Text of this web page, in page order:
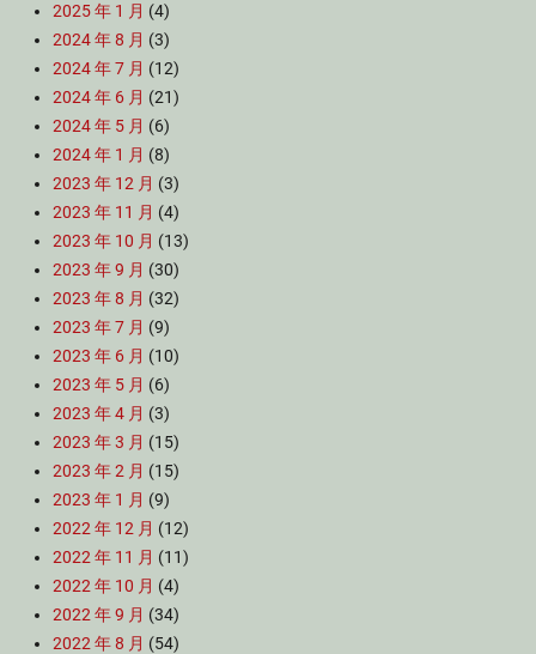
2025 年 1 月 (4)
2024 年 8 月 (3)
2024 年 7 月 (12)
2024 年 6 月 (21)
2024 年 5 月 (6)
2024 年 1 月 (8)
2023 年 12 月 (3)
2023 年 11 月 (4)
2023 年 10 月 (13)
2023 年 9 月 (30)
2023 年 8 月 (32)
2023 年 7 月 (9)
2023 年 6 月 (10)
2023 年 5 月 (6)
2023 年 4 月 (3)
2023 年 3 月 (15)
2023 年 2 月 (15)
2023 年 1 月 (9)
2022 年 12 月 (12)
2022 年 11 月 (11)
2022 年 10 月 (4)
2022 年 9 月 (34)
2022 年 8 月 (54)